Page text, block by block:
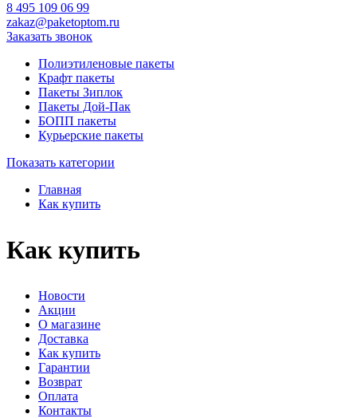
8 495 109 06 99
zakaz@paketoptom.ru
Заказать звонок
Полиэтиленовые пакеты
Крафт пакеты
Пакеты Зиплок
Пакеты Дой-Пак
БОПП пакеты
Курьерские пакеты
Показать категории
Главная
Как купить
Как купить
Новости
Акции
О магазине
Доставка
Как купить
Гарантии
Возврат
Оплата
Контакты